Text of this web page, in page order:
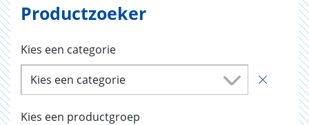
Productzoeker
Kies een categorie
Kies een categorie
Kies een productgroep